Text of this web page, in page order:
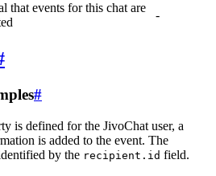
that events for this chat are
-
#
is defined for the JivoChat user, a
is added to the event. The
by the recipient.id field.